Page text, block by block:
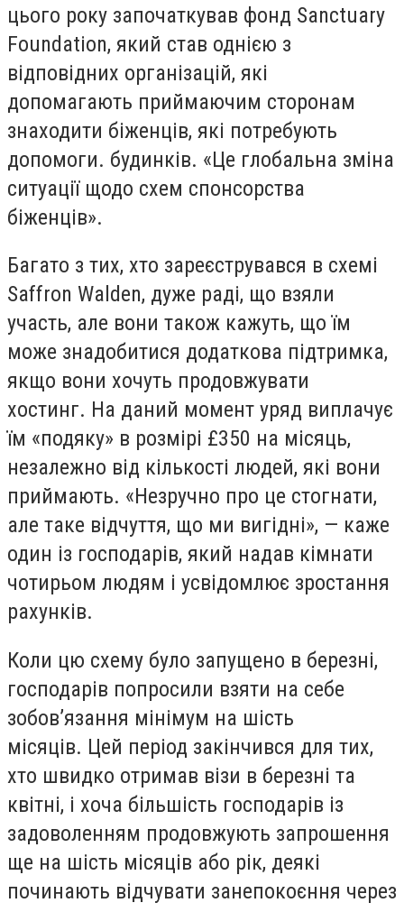
цього року започаткував фонд Sanctuary
Foundation, який став однією з
відповідних організацій, які
допомагають приймаючим сторонам
знаходити біженців, які потребують
допомоги. будинків. «Це глобальна зміна
ситуації щодо схем спонсорства
біженців».
Багато з тих, хто зареєструвався в схемі
Saffron Walden, дуже раді, що взяли
участь, але вони також кажуть, що їм
може знадобитися додаткова підтримка,
якщо вони хочуть продовжувати
хостинг. На даний момент уряд виплачує
їм «подяку» в розмірі £350 на місяць,
незалежно від кількості людей, які вони
приймають. «Незручно про це стогнати,
але таке відчуття, що ми вигідні», — каже
один із господарів, який надав кімнати
чотирьом людям і усвідомлює зростання
рахунків.
Коли цю схему було запущено в березні,
господарів попросили взяти на себе
зобов’язання мінімум на шість
місяців. Цей період закінчився для тих,
хто швидко отримав візи в березні та
квітні, і хоча більшість господарів із
задоволенням продовжують запрошення
ще на шість місяців або рік, деякі
починають відчувати занепокоєння через